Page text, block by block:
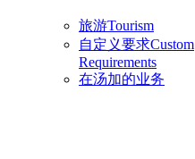
旅游Tourism
自定义要求Custom
Requirements
在汤加的业务